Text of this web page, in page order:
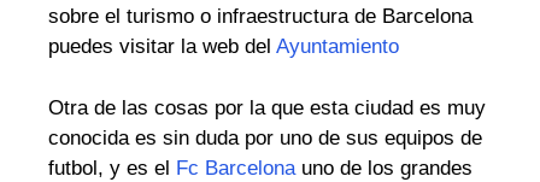
sobre el turismo o infraestructura de Barcelona
puedes visitar la web del Ayuntamiento
Otra de las cosas por la que esta ciudad es muy
conocida es sin duda por uno de sus equipos de
futbol, y es el Fc Barcelonauno de los grandes